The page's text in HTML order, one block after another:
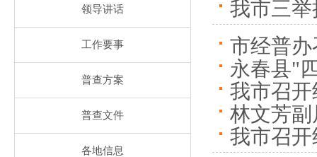
领导讲话
工作要事
普查方案
普查文件
各地信息
我市三
市经普
永春县"
我市召
林文芳
我市召